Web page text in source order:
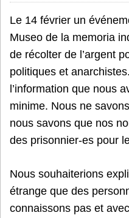
Le 14 février un
Museo de la memoria
de récolter de l’argent
politiques et
l’information que nous
minime. Nous ne
nous savons que nos
des prisonnier-es pour
Nous souhaiterions
étrange que des
connaissons pas et